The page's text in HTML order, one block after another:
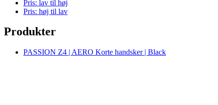
PASSION Z4 | AERO Korte handsker | Black